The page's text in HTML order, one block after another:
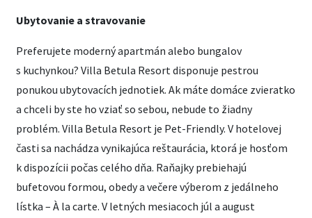
Ubytovanie a stravovanie
Preferujete moderný apartmán alebo bungalov
s kuchynkou? Villa Betula Resort disponuje pestrou
ponukou ubytovacích jednotiek. Ak máte domáce zvieratko
a chceli by ste ho vziať so sebou, nebude to žiadny
problém. Villa Betula Resort je Pet-Friendly. V hotelovej
časti sa nachádza vynikajúca reštaurácia, ktorá je hosťom
k dispozícii počas celého dňa. Raňajky prebiehajú
bufetovou formou, obedy a večere výberom z jedálneho
lístka – À la carte. V letných mesiacoch júl a august